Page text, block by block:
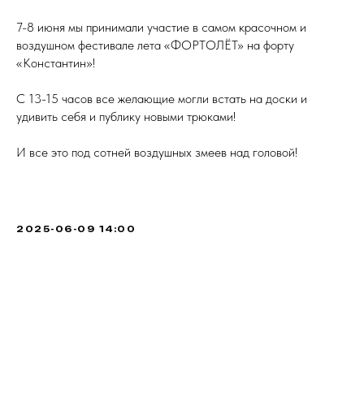
7-8 июня мы принимали участие в самом красочном и
воздушном фестивале лета «ФОРТОЛЁТ» на форту
«Константин»!
С 13-15 часов все желающие могли встать на доски и
удивить себя и публику новыми трюками!
И все это под сотней воздушных змеев над головой!
2025-06-09 14:00